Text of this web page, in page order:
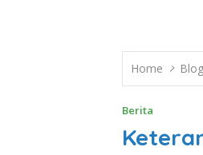
Home Blog
Berita